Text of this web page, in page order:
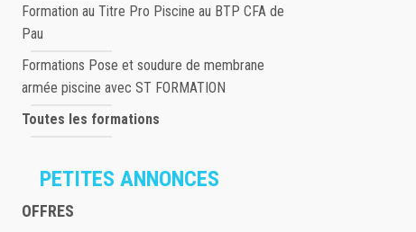
Formation au Titre Pro Piscine au BTP CFA de
Pau
Formations Pose et soudure de membrane
armée piscine avec ST FORMATION
Toutes les formations
PETITES ANNONCES
OFFRES